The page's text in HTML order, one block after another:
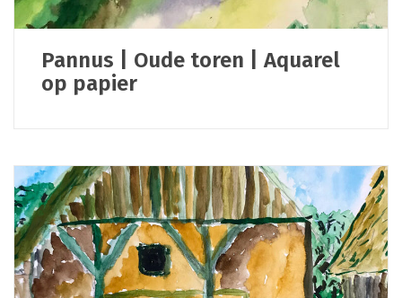
Pannus | Oude toren | Aquarel
op papier